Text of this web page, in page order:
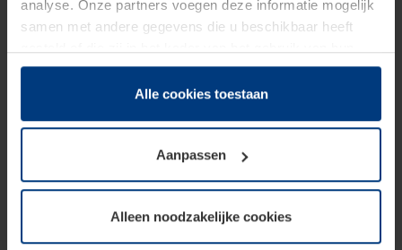
analyse. Onze partners voegen deze informatie mogelijk
samen met andere gegevens die u beschikbaar heeft
dienstverlening hebben verzameld.
Juridisch zijn wij gerechtigd om cookies op uw computer
onze pagina's absoluut noodzakelijk is. Voor alle andere
soorten cookies is uw toestemming vereist. Uw
toestemming kunt u op elk moment bij de uitleg van de
wijzigen of herroepen.
Alle cookies toestaan
Aanpassen
Alleen noodzakelijke cookies